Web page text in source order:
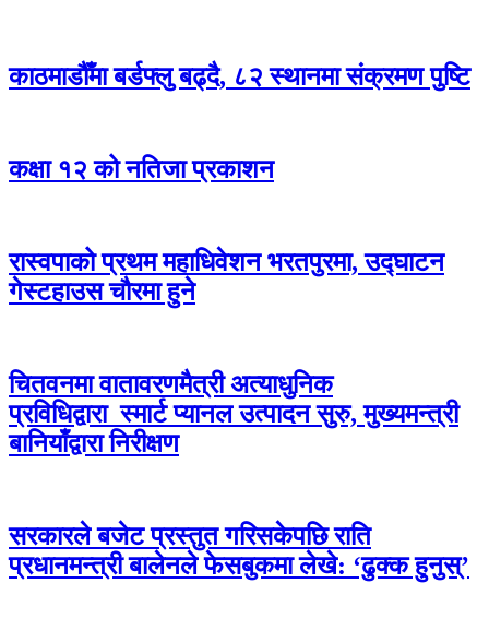
काठमाडौँमा बर्डफ्लु बढ्दै, ८२ स्थानमा संक्रमण पुष्टि
कक्षा १२ को नतिजा प्रकाशन
रास्वपाको प्रथम महाधिवेशन भरतपुरमा, उद्घाटन
गेस्टहाउस चौरमा हुने
चितवनमा वातावरणमैत्री अत्याधुनिक
प्रविधिद्वारा स्मार्ट प्यानल उत्पादन सुरु, मुख्यमन्त्री
बानियाँद्वारा निरीक्षण
सरकारले बजेट प्रस्तुत गरिसकेपछि राति
प्रधानमन्त्री बालेनले फेसबुकमा लेखे: ‘ढुक्क हुनुस्’